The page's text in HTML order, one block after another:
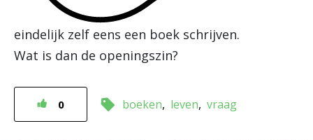
eindelijk zelf eens een boek schrijven.
Wat is dan de openingszin?
0 boeken leven vraag